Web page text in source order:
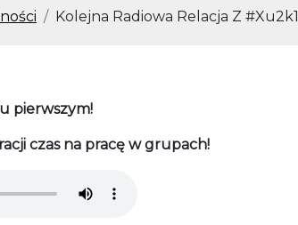
Kolejna Radiowa Relacja Z
pierwszym!
czas na pracę w grupach!